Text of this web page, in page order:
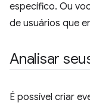
específico. Ou
de usuários que
Analisar
É possível criar